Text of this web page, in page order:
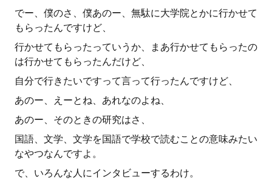
でー、僕のさ、僕あのー、無駄に大学院とかに行かせて
もらったんですけど、
行かせてもらったっていうか、まあ行かせてもらったの
は行かせてもらったんだけど、
自分で行きたいですって言って行ったんですけど、
あのー、えーとね、あれなのよね、
あのー、そのときの研究はさ、
国語、文学、文学を国語で学校で読むことの意味みたい
なやつなんですよ。
で、いろんな人にインタビューするわけ。